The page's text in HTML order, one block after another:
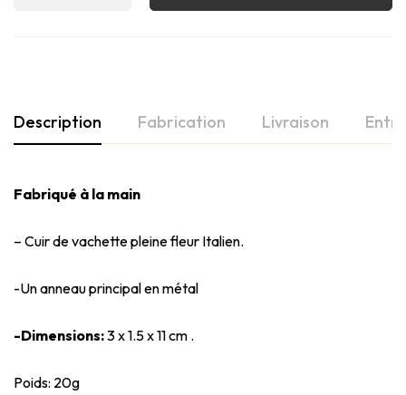
Description Fabrication Livraison
Fabriqué à la main
– Cuir de vachette pleine fleur Italien.
-Un anneau principal en métal
-Dimensions:3 x 1.5 x 11 cm .
Poids: 20g